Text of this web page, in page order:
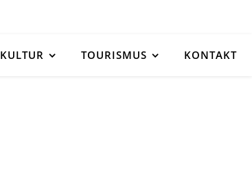
KULTUR TOURISMUS KONTAKT